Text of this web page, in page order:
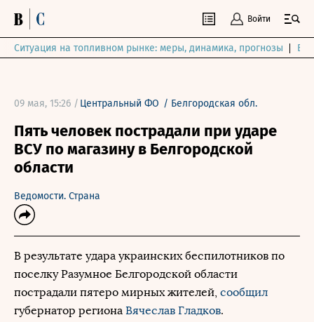
Войти
Ситуация на топливном рынке: меры, динамика, прогнозы
09 мая, 15:26 / Центральный ФО / Белгородская обл.
Пять человек пострадали при ударе
ВСУ по магазину в Белгородской
области
Ведомости. Страна
В результате удара украинских беспилотников по
поселку Разумное Белгородской области
пострадали пятеро мирных жителей, сообщил
губернатор региона Вячеслав Гладков.